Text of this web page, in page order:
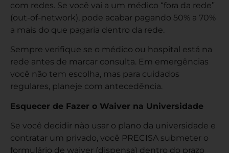
com redes. Se você vai a um médico “fora da rede”
(out-of-network), pode acabar pagando 50% a 70%
a mais do que pagaria dentro da rede.
Sempre verifique se o médico ou hospital está na
rede antes de marcar consulta. Em emergências
você não tem escolha, mas para cuidados
regulares, planeje com antecedência.
Esquecer de Fazer o Waiver na Universidade
Se você decidir não usar o plano da universidade e
contratar um privado, você PRECISA submeter o
formulário de waiver (dispensa) dentro do prazo